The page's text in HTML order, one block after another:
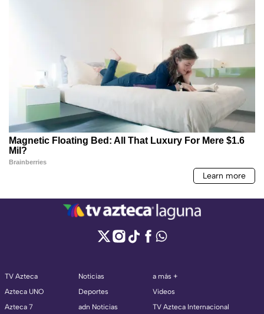
TV Azteca
Azteca UNO
Azteca 7
Noticias
Deportes
adn Noticias
a más +
Videos
TV Azteca Internacional